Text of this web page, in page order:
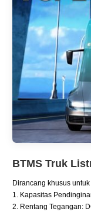
BTMS Truk
Dirancang khusus
1. Kapasitas
2. Rentang Tegangan: